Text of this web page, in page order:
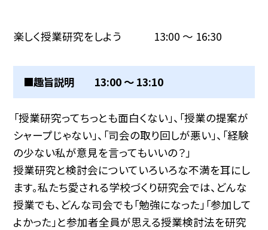
楽しく授業研究をしよう 13:00 〜 16:30
■趣旨説明 13:00 〜 13:10
「授業研究ってちっとも面白くない」、「授業の提案が
シャープじゃない」、「司会の取り回しが悪い」、「経験
の少ない私が意見を言ってもいいの？」
授業研究と検討会についていろいろな不満を耳にし
ます。私たち愛される学校づくり研究会では、どんな
授業でも、どんな司会でも「勉強になった」「参加して
よかった」と参加者全員が思える授業検討法を研究